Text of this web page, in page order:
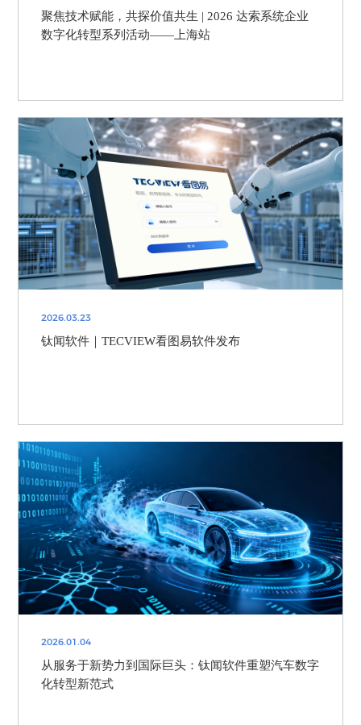
聚焦技术赋能，共探价值共生 | 2026 达索系统企业
数字化转型系列活动——上海站
2026.03.23
钛闻软件｜TECVIEW看图易软件发布
2026.01.04
从服务于新势力到国际巨头：钛闻软件重塑汽车数字
化转型新范式